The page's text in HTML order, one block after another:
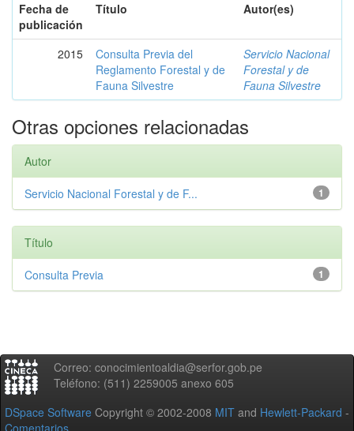
Fecha de
publicación
Título Autor(es)
2015
Consulta Previa del
Reglamento Forestal y de
Fauna Silvestre
Servicio Nacional
Forestal y de
Fauna Silvestre
Otras opciones relacionadas
Autor
1
Servicio Nacional Forestal y de F...
Título
1
Consulta Previa
Correo: conocimientoaldia@serfor.gob.pe
Teléfono: (511) 2259005 anexo 605
DSpace Software Copyright © 2002-2008 MIT and Hewlett-Packard -
Comentarios